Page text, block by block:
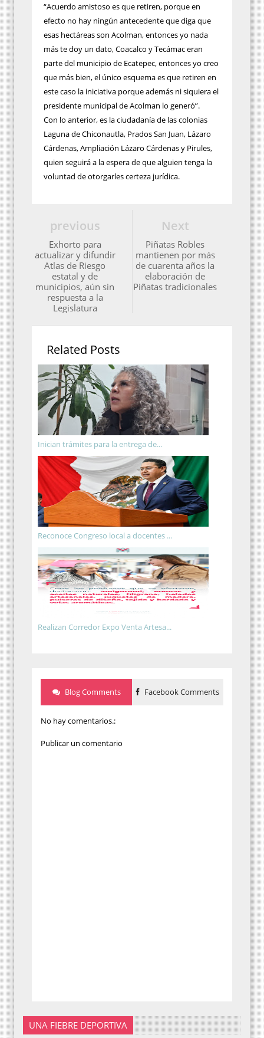
“Acuerdo amistoso es que retiren, porque en
efecto no hay ningún antecedente que diga que
esas hectáreas son Acolman, entonces yo nada
más te doy un dato, Coacalco y Tecámac eran
parte del municipio de Ecatepec, entonces yo creo
que más bien, el único esquema es que retiren en
este caso la iniciativa porque además ni siquiera el
presidente municipal de Acolman lo generó”.
Con lo anterior, es la ciudadanía de las colonias
Laguna de Chiconautla, Prados San Juan, Lázaro
Cárdenas, Ampliación Lázaro Cárdenas y Pirules,
quien seguirá a la espera de que alguien tenga la
voluntad de otorgarles certeza jurídica.
Next
Piñatas Robles
mantienen por más
de cuarenta años la
elaboración de
Piñatas tradicionales
previous
Exhorto para
actualizar y difundir
Atlas de Riesgo
estatal y de
municipios, aún sin
respuesta a la
Legislatura
Related Posts
Inician trámites para la entrega de...
Reconoce Congreso local a docentes ...
Realizan Corredor Expo Venta Artesa...
Blog Comments Facebook Comments
No hay comentarios.:
Publicar un comentario
UNA FIEBRE DEPORTIVA